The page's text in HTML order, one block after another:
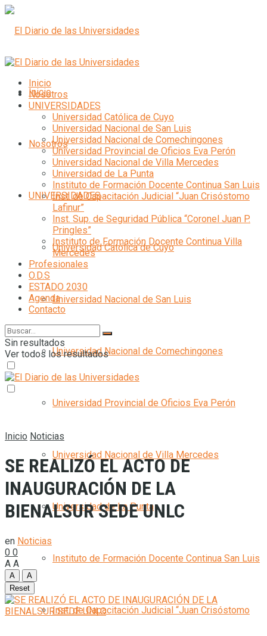
Inicio
Nosotros
UNIVERSIDADES
Universidad Católica de Cuyo
Universidad Nacional de San Luis
Universidad Nacional de Comechingones
Universidad Provincial de Oficios Eva Perón
Universidad Nacional de Villa Mercedes
Universidad de La Punta
Instituto de Formación Docente Continua San Luis
Inst. de Capacitación Judicial “Juan Crisóstomo
Inicio
Nosotros
UNIVERSIDADES
Universidad Católica de Cuyo
Universidad Nacional de San Luis
Universidad Nacional de Comechingones
Universidad Provincial de Oficios Eva Perón
Universidad Nacional de Villa Mercedes
Universidad de La Punta
Instituto de Formación Docente Continua San Luis
Inst. de Capacitación Judicial “Juan Crisóstomo
Lafinur”
Inst. Sup. de Seguridad Pública “Coronel Juan P.
Pringles”
Instituto de Formación Docente Continua Villa
Mercedes
Profesionales
O.D.S
ESTADO 2030
Agenda
Contacto
Sin resultados
Ver todos los resultados
Inicio Noticias
SE REALIZÓ EL ACTO DE
INAUGURACIÓN DE LA
BIENALSUR SEDE UNLC
en Noticias
0 0
A A
A
A
Reset